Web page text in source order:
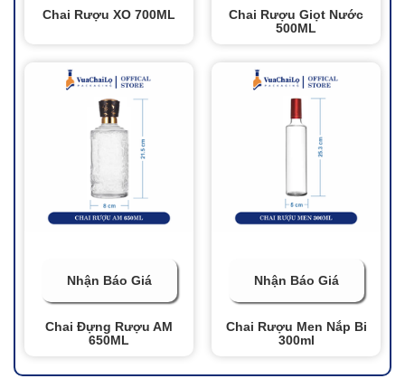
Chai Rượu XO 700ML
Nhận Báo Giá
Chai Đựng Rượu AM
650ML
Chai Rượu Giọt Nước
500ML
Nhận Báo Giá
Chai Rượu Men Nắp Bi
300ml